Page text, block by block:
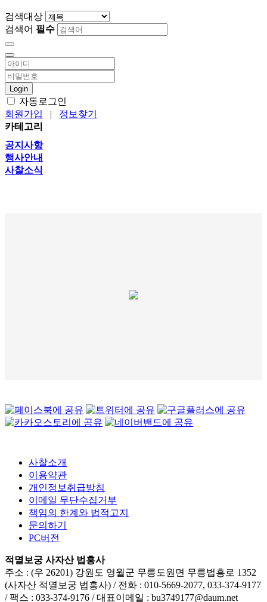
검색대상
검색어 필수
Login
자동로그인
회원가입
| 정보찾기
카테고리
공지사항
행사안내
사찰소식
사찰소개
이용약관
개인정보취급방침
이메일 무단수집거부
책임의 한계와 법적고지
문의하기
PC버전
적멸보궁 사자산 법흥사
주소 : (우 26201) 강원도 영월군 무릉도원면 무릉법흥로 1352
(사자산 적멸보궁 법흥사) / 전화 : 010-5669-2077, 033-374-9177
/ 팩스 : 033-374-9176 / 대표이메일 : bu3749177@daum.net